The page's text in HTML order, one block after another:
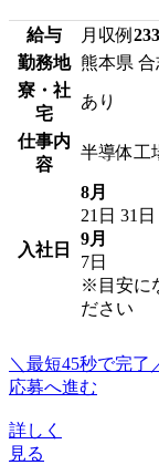
給与 月収例
勤務地 熊本県
寮・社
宅
あり
仕事内
容
半導体工
入社日
8月
21日 31日
9月
7日
※目安に
ださい
＼最短45秒で完了
応募へ進む
詳しく
見る